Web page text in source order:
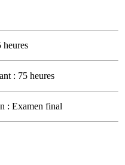
heures
: 75 heures
: Examen final